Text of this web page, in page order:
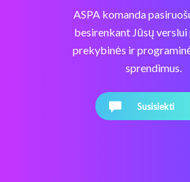
ASPA komanda
besirenkant Jūsų verslui
prekybinės ir
sprendimus.
Susisiekti